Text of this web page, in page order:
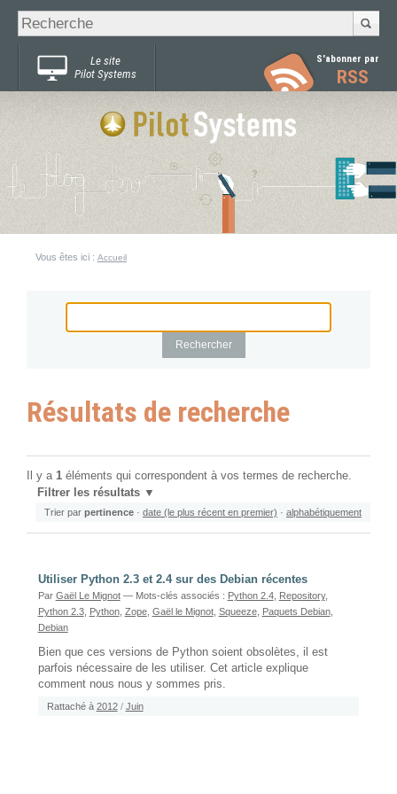
Chercher par
Recherche
avancée…
Le site
Pilot Systems
S'abonner par
RSS
Vous êtes ici : Accueil
Résultats de recherche
Il y a 1 éléments qui correspondent à vos termes de recherche.
Filtrer les résultats
Trier par pertinence · date (le plus récent en premier) · alphabétiquement
Utiliser Python 2.3 et 2.4 sur des Debian récentes
Par Gaël Le Mignot — Mots-clés associés : Python 2.4, Repository,
Python 2.3, Python, Zope, Gaël le Mignot, Squeeze, Paquets Debian,
Debian
Bien que ces versions de Python soient obsolètes, il est
parfois nécessaire de les utiliser. Cet article explique
comment nous nous y sommes pris.
Rattaché à 2012 / Juin